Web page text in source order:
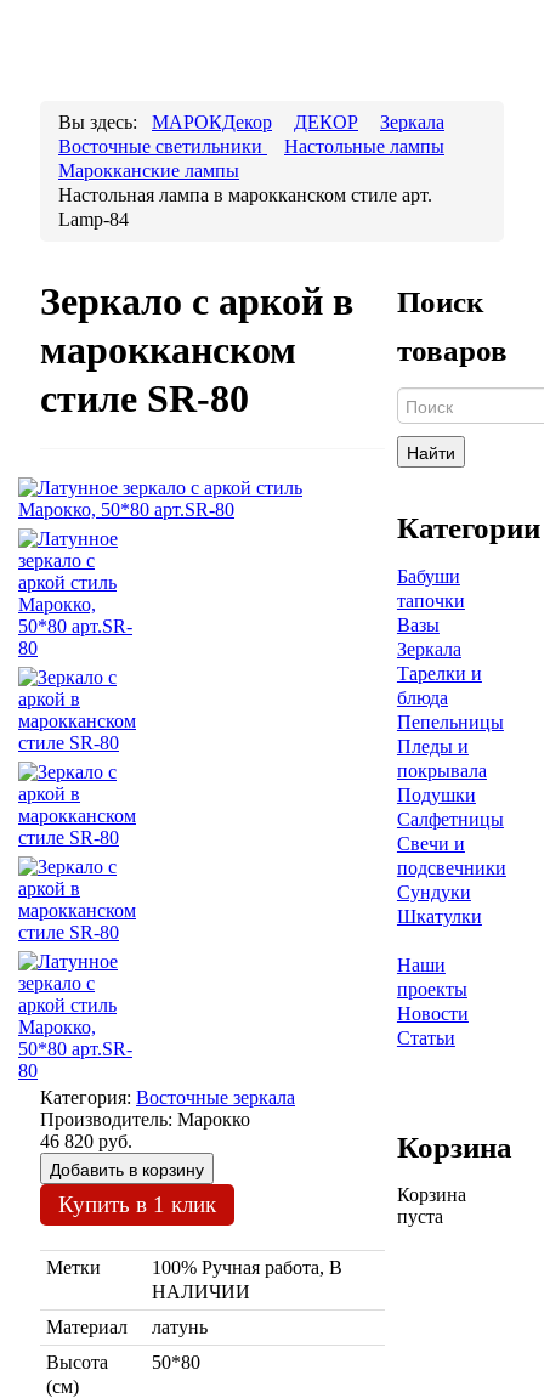
Вы здесь: МАРОКДекор ДЕКОР
Зеркала
Восточные светильники
Настольные лампы
Марокканские лампы
Настольная лампа в марокканском стиле арт.
Lamp-84
Зеркало с аркой в
марокканском
стиле SR-80
Категория: Восточные зеркала
Производитель: Марокко
46 820 руб.
Купить в 1 клик
Метки
100% Ручная работа, В
НАЛИЧИИ
Материал
латунь
Высота
(см)
50*80
Поиск
товаров
Найти
Категории
Бабуши
тапочки
Вазы
Зеркала
Тарелки и
блюда
Пепельницы
Пледы и
покрывала
Подушки
Салфетницы
Свечи и
подсвечники
Сундуки
Шкатулки
Наши
проекты
Новости
Статьи
Корзина
Корзина
пуста